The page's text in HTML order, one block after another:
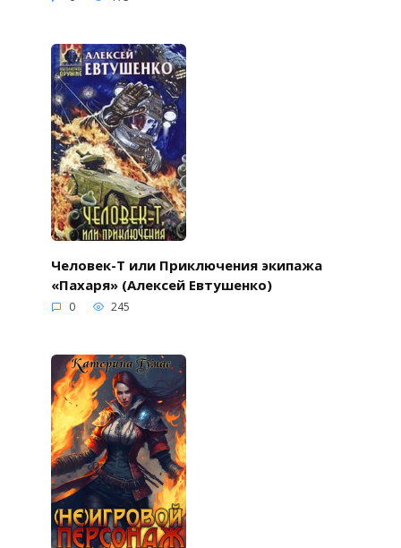
Человек-Т или Приключения экипажа
«Пахаря» (Алексей Евтушенко)
0 245